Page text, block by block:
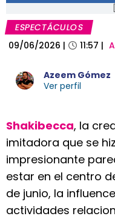
ESPECTÁCULOS
09/06/2026 | 11:57 |
Azeem Gómez
Ver perfil
Shakibecca, la
imitadora que se
impresionante
estar en el centro
de junio, la
actividades